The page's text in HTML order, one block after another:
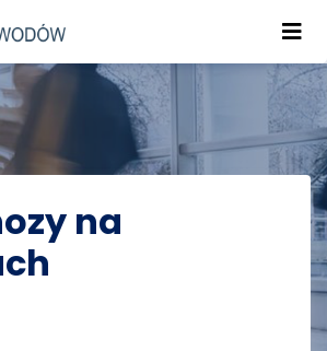
GŁÓWNEJ
PROGNOZY NA MAPACH
na